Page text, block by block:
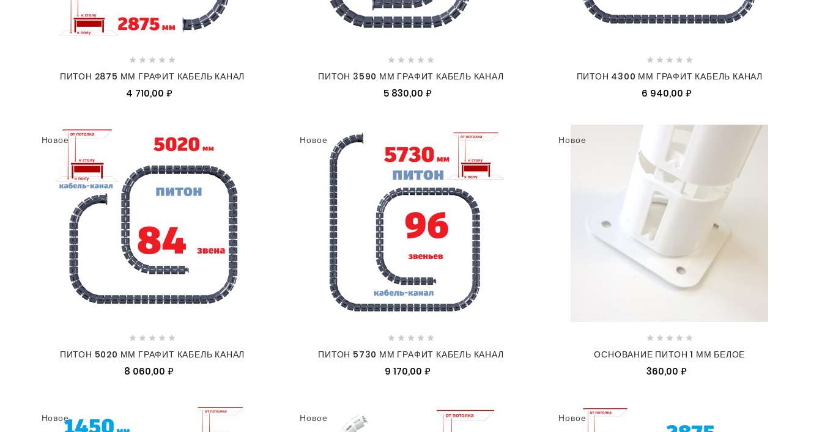
    
ПИТОН 2875 ММ ГРАФИТ КАБЕЛЬ КАНАЛ
4 710,00 ₽
    
ПИТОН 3590 ММ ГРАФИТ КАБЕЛЬ КАНАЛ
5 830,00 ₽
    
ПИТОН 4300 ММ ГРАФИТ КАБЕЛЬ КАНАЛ
6 940,00 ₽
Новое
    
ПИТОН 5020 ММ ГРАФИТ КАБЕЛЬ КАНАЛ
8 060,00 ₽
Новое
    
ПИТОН 5730 ММ ГРАФИТ КАБЕЛЬ КАНАЛ
9 170,00 ₽
Новое
    
ОСНОВАНИЕ ПИТОН 1 ММ БЕЛОЕ
360,00 ₽
Новое Новое Новое